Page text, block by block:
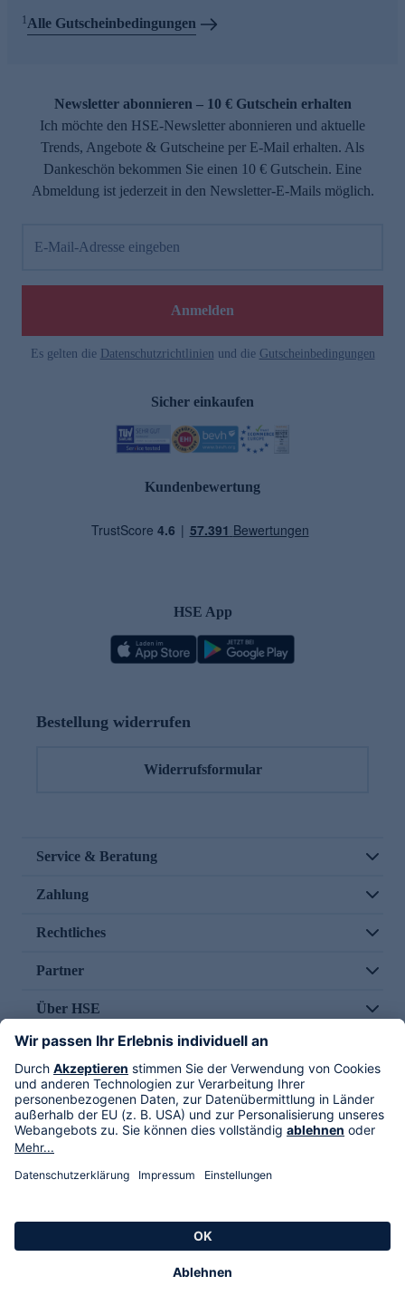
1Alle Gutscheinbedingungen
Newsletter abonnieren – 10 € Gutschein erhalten
Ich möchte den HSE-Newsletter abonnieren und aktuelle
Trends, Angebote & Gutscheine per E-Mail erhalten. Als
Dankeschön bekommen Sie einen 10 € Gutschein. Eine
Abmeldung ist jederzeit in den Newsletter-E-Mails möglich.
E-Mail-Adresse eingeben
Anmelden
Es gelten die Datenschutzrichtlinien und die Gutscheinbedingungen
Sicher einkaufen
Kundenbewertung
HSE App
Bestellung widerrufen
Widerrufsformular
Service & Beratung
Zahlung
Rechtliches
Partner
Über HSE
Im TV
HSE International